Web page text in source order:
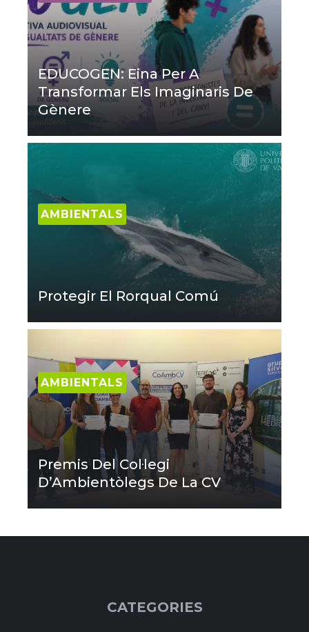
EDUCOGEN: Eina Per A
Transformar Els Imaginaris De
Gènere
AMBIENTALS
Protegir El Rorqual Comú
AMBIENTALS
Premis Del Col·legi
D’Ambientòlegs De La CV
CATEGORIES